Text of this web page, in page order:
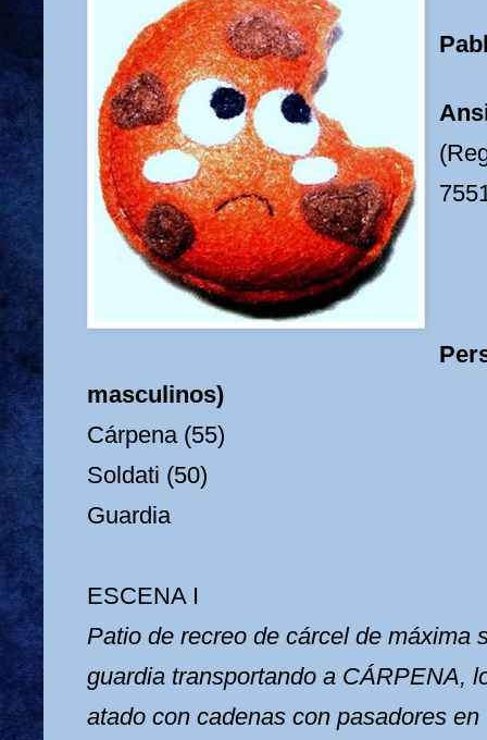
masculinos)
Cárpena (55)
Soldati (50)
Guardia
ESCENA I
Patio de recreo de cárcel de máxima
guardia transportando a CÁRPENA,
atado con cadenas con pasadores